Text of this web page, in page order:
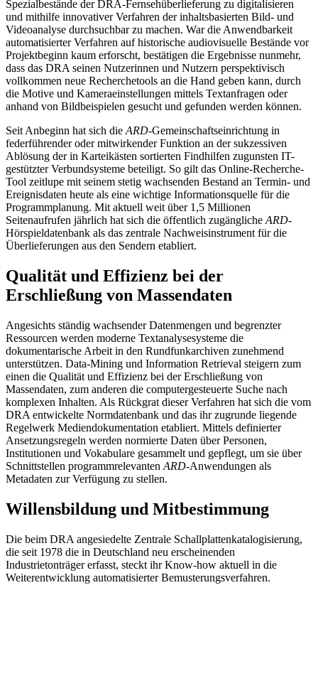
Spezialbestände der DRA-Fernsehüberlieferung zu digitalisieren
und mithilfe innovativer Verfahren der inhaltsbasierten Bild- und
Videoanalyse durchsuchbar zu machen. War die Anwendbarkeit
automatisierter Verfahren auf historische audiovisuelle Bestände vor
Projektbeginn kaum erforscht, bestätigen die Ergebnisse nunmehr,
dass das DRA seinen Nutzerinnen und Nutzern perspektivisch
vollkommen neue Recherchetools an die Hand geben kann, durch
die Motive und Kameraeinstellungen mittels Textanfragen oder
anhand von Bildbeispielen gesucht und gefunden werden können.
Seit Anbeginn hat sich die ARD-Gemeinschaftseinrichtung in
federführender oder mitwirkender Funktion an der sukzessiven
Ablösung der in Karteikästen sortierten Findhilfen zugunsten IT-
gestützter Verbundsysteme beteiligt. So gilt das Online-Recherche-
Tool zeitlupe mit seinem stetig wachsenden Bestand an Termin- und
Ereignisdaten heute als eine wichtige Informationsquelle für die
Programmplanung. Mit aktuell weit über 1,5 Millionen
Seitenaufrufen jährlich hat sich die öffentlich zugängliche ARD-
Hörspieldatenbank als das zentrale Nachweisinstrument für die
Überlieferungen aus den Sendern etabliert.
Qualität und Effizienz bei der
Erschließung von Massendaten
Angesichts ständig wachsender Datenmengen und begrenzter
Ressourcen werden moderne Textanalysesysteme die
dokumentarische Arbeit in den Rundfunkarchiven zunehmend
unterstützen. Data-Mining und Information Retrieval steigern zum
einen die Qualität und Effizienz bei der Erschließung von
Massendaten, zum anderen die computergesteuerte Suche nach
komplexen Inhalten. Als Rückgrat dieser Verfahren hat sich die vom
DRA entwickelte Normdatenbank und das ihr zugrunde liegende
Regelwerk Mediendokumentation etabliert. Mittels definierter
Ansetzungsregeln werden normierte Daten über Personen,
Institutionen und Vokabulare gesammelt und gepflegt, um sie über
Schnittstellen programmrelevanten ARD-Anwendungen als
Metadaten zur Verfügung zu stellen.
Willensbildung und Mitbestimmung
Die beim DRA angesiedelte Zentrale Schallplattenkatalogisierung,
die seit 1978 die in Deutschland neu erscheinenden
Industrietonträger erfasst, steckt ihr Know-how aktuell in die
Weiterentwicklung automatisierter Bemusterungsverfahren.